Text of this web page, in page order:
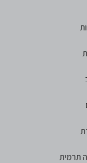
תרמית